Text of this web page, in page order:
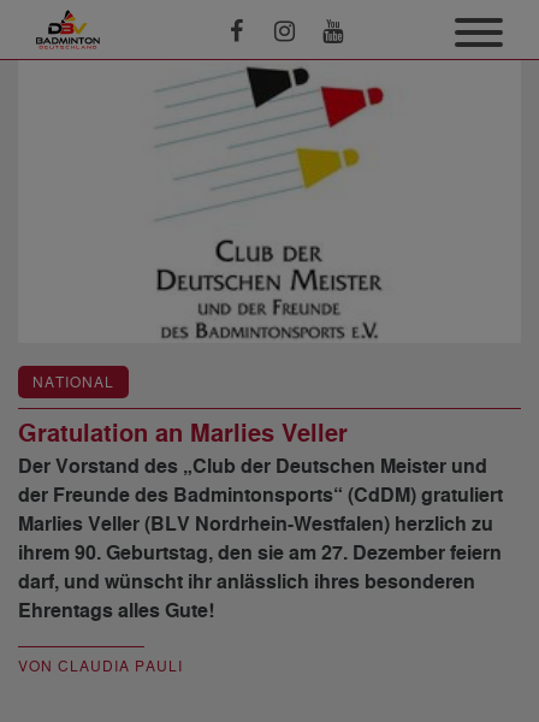
NATIONAL
Gratulation an Marlies Veller
Der Vorstand des „Club der Deutschen Meister und
der Freunde des Badmintonsports“ (CdDM) gratuliert
Marlies Veller (BLV Nordrhein-Westfalen) herzlich zu
ihrem 90. Geburtstag, den sie am 27. Dezember feiern
darf, und wünscht ihr anlässlich ihres besonderen
Ehrentags alles Gute!
VON CLAUDIA PAULI